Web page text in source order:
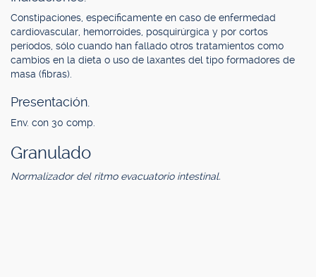
Constipaciones, específicamente en caso de enfermedad
cardiovascular, hemorroides, posquirúrgica y por cortos
períodos, sólo cuando han fallado otros tratamientos como
cambios en la dieta o uso de laxantes del tipo formadores de
masa (fibras).
Presentación.
Env. con 30 comp.
Granulado
Normalizador del ritmo evacuatorio intestinal.